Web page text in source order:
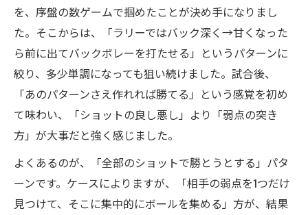
を、序盤の数ゲームで掴めたことが決め手になりまし
た。そこからは、「ラリーではバック深く→甘くなった
ら前に出てバックボレーを打たせる」というパターンに
絞り、多少単調になっても狙い続けました。試合後、
「あのパターンさえ作れれば勝てる」という感覚を初め
て味わい、「ショットの良し悪し」より「弱点の突き
方」が大事だと強く感じました。
よくあるのが、「全部のショットで勝とうとする」パタ
ーンです。ケースによりますが、「相手の弱点を1つだけ
見つけて、そこに集中的にボールを集める」方が、結果